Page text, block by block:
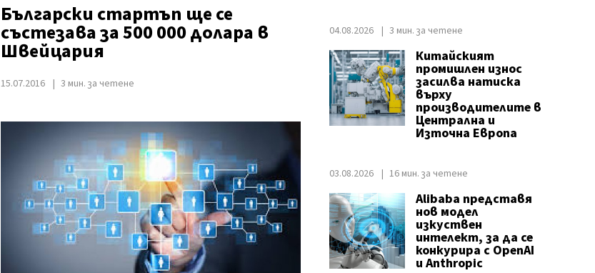
Български стартъп ще се
състезава за 500 000 долара в
Швейцария
15.07.2016 3 мин. за четене
04.08.2026 3 мин. за четене
Китайският
промишлен износ
засилва натиска
върху
производителите в
Централна и
Източна Европа
03.08.2026 16 мин. за четене
Alibaba представя
нов модел
изкуствен
интелект, за да се
конкурира с OpenAI
и Anthropic